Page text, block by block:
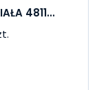
4811...